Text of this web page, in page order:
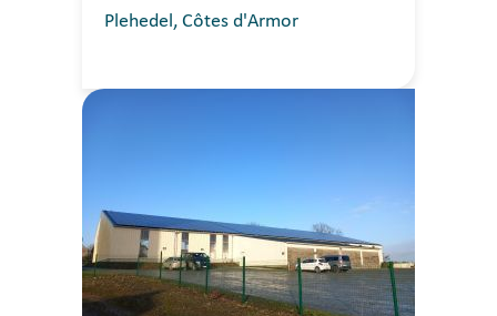
Plehedel, Côtes d'Armor